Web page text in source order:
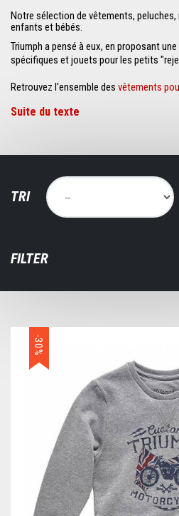
Notre sélection de vêtements, peluches,
enfants et bébés.
Triumph a pensé à eux, en proposant
spécifiques et jouets pour les petits
Retrouvez l'ensemble des vêtements
Suite du texte
TRI
FILTER
-30%